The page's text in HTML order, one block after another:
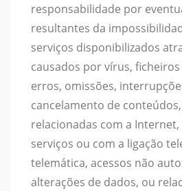
responsabilidade por
resultantes da
serviços disponibilizados
causados por vírus,
erros, omissões,
cancelamento de
relacionadas com a
serviços ou com a ligação
telemática, acessos não
alterações de dados, ou